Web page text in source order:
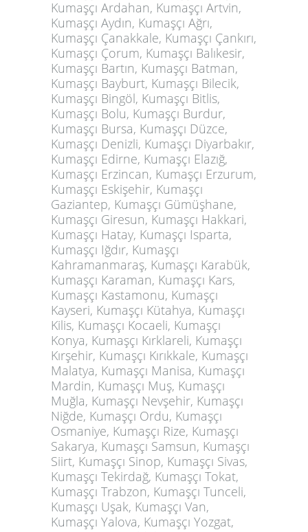
Kumaşçı Ardahan, Kumaşçı Artvin,
Kumaşçı Aydın, Kumaşçı Ağrı,
Kumaşçı Çanakkale, Kumaşçı Çankırı,
Kumaşçı Çorum, Kumaşçı Balıkesir,
Kumaşçı Bartın, Kumaşçı Batman,
Kumaşçı Bayburt, Kumaşçı Bilecik,
Kumaşçı Bingöl, Kumaşçı Bitlis,
Kumaşçı Bolu, Kumaşçı Burdur,
Kumaşçı Bursa, Kumaşçı Düzce,
Kumaşçı Denizli, Kumaşçı Diyarbakır,
Kumaşçı Edirne, Kumaşçı Elazığ,
Kumaşçı Erzincan, Kumaşçı Erzurum,
Kumaşçı Eskişehir, Kumaşçı
Gaziantep, Kumaşçı Gümüşhane,
Kumaşçı Giresun, Kumaşçı Hakkari,
Kumaşçı Hatay, Kumaşçı Isparta,
Kumaşçı Iğdır, Kumaşçı
Kahramanmaraş, Kumaşçı Karabük,
Kumaşçı Karaman, Kumaşçı Kars,
Kumaşçı Kastamonu, Kumaşçı
Kayseri, Kumaşçı Kütahya, Kumaşçı
Kilis, Kumaşçı Kocaeli, Kumaşçı
Konya, Kumaşçı Kırklareli, Kumaşçı
Kırşehir, Kumaşçı Kırıkkale, Kumaşçı
Malatya, Kumaşçı Manisa, Kumaşçı
Mardin, Kumaşçı Muş, Kumaşçı
Muğla, Kumaşçı Nevşehir, Kumaşçı
Niğde, Kumaşçı Ordu, Kumaşçı
Osmaniye, Kumaşçı Rize, Kumaşçı
Sakarya, Kumaşçı Samsun, Kumaşçı
Siirt, Kumaşçı Sinop, Kumaşçı Sivas,
Kumaşçı Tekirdağ, Kumaşçı Tokat,
Kumaşçı Trabzon, Kumaşçı Tunceli,
Kumaşçı Uşak, Kumaşçı Van,
Kumaşçı Yalova, Kumaşçı Yozgat,